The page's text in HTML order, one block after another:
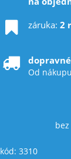
záruka: 2
Od
bez
kód: 3310